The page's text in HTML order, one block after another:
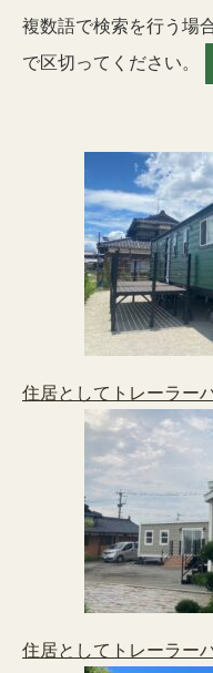
複数語で検索を行う場
で区切ってください。
住居としてトレーラー
住居としてトレーラー